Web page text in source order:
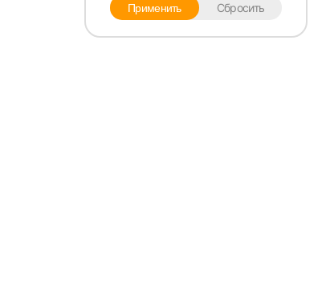
Применить Сбросить